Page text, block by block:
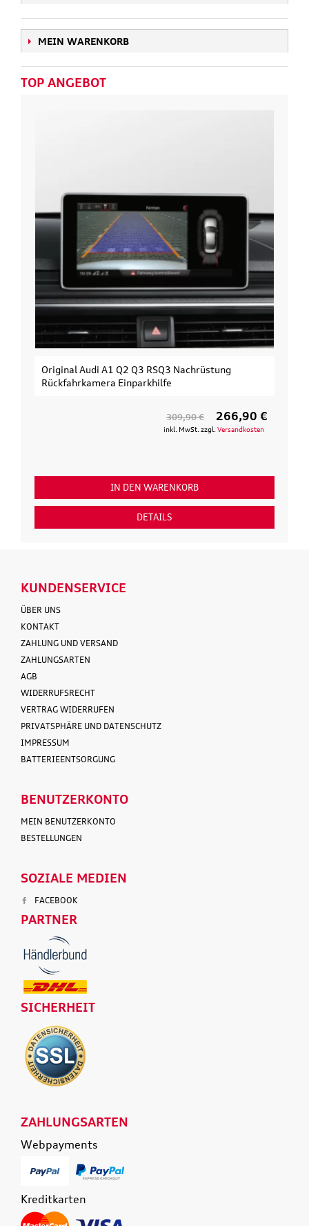
MEIN WARENKORB
TOP ANGEBOT
Original Audi A1 Q2 Q3 RSQ3 Nachrüstung
Rückfahrkamera Einparkhilfe
309,90 € 266,90 €
inkl. MwSt. zzgl. Versandkosten
IN DEN WARENKORB
DETAILS
KUNDENSERVICE
ÜBER UNS
KONTAKT
ZAHLUNG UND VERSAND
ZAHLUNGSARTEN
AGB
WIDERRUFSRECHT
VERTRAG WIDERRUFEN
PRIVATSPHÄRE UND DATENSCHUTZ
IMPRESSUM
BATTERIEENTSORGUNG
BENUTZERKONTO
MEIN BENUTZERKONTO
BESTELLUNGEN
SOZIALE MEDIEN
FACEBOOK
PARTNER
SICHERHEIT
ZAHLUNGSARTEN
Webpayments
Kreditkarten